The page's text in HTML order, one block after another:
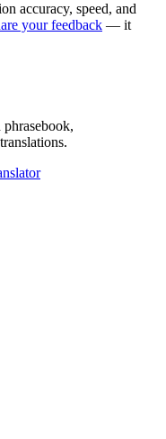
accuracy, speed, and
your feedback — it